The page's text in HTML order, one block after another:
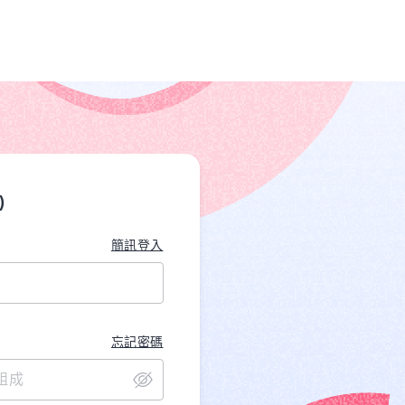
簡訊登入
忘記密碼